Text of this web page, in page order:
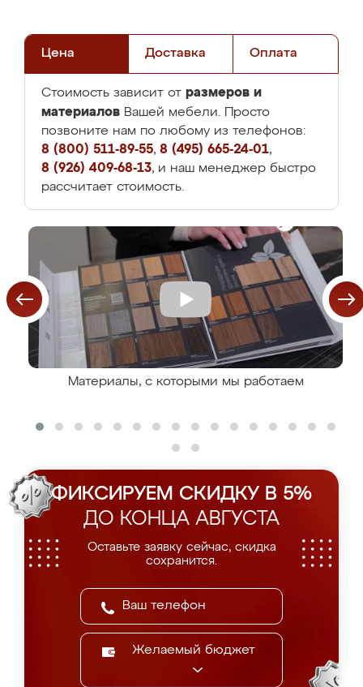
Цена Доставка Оплата
Стоимость зависит от размеров и
материалов Вашей мебели. Просто
позвоните нам по любому из телефонов:
8 (800) 511-89-55, 8 (495) 665-24-01,
8 (926) 409-68-13, и наш менеджер быстро
рассчитает стоимость.
Материалы, с которыми мы работаем
ФИКСИРУЕМ СКИДКУ В 5%
ДО КОНЦА АВГУСТА
Оставьте заявку сейчас, скидка
сохранится.
Желаемый бюджет